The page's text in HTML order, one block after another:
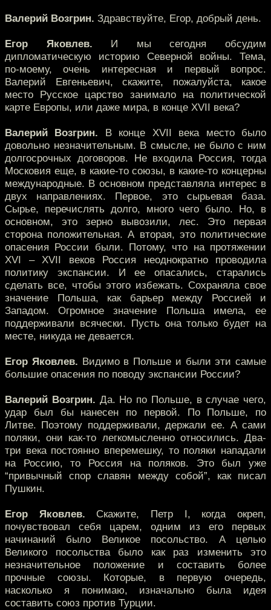
Валерий Возгрин. Здравствуйте, Егор, добрый день.
Егор Яковлев. И мы сегодня обсудим
дипломатическую историю Северной войны. Тема,
по-моему, очень интересная и первый вопрос.
Валерий Евгеньевич, скажите, пожалуйста, какое
место Русское царство занимало на политической
карте Европы, или даже мира, в конце XVII века?
Валерий Возгрин. В конце XVII века место было
довольно незначительным. В смысле, не было с ним
долгосрочных договоров. Не входила Россия, тогда
Московия еще, в какие-то союзы, в какие-то концерны
международные. В основном представляла интерес в
двух направлениях. Первое, это сырьевая база.
Сырье, перечислять долго, много чего было. Но, в
основном, это зерно вывозили, лес. Это первая
сторона положительная. А вторая, это политические
опасения России были. Потому, что на протяжении
XVI – XVII веков Россия неоднократно проводила
политику экспансии. И ее опасались, старались
сделать все, чтобы этого избежать. Сохраняла свое
значение Польша, как барьер между Россией и
Западом. Огромное значение Польша имела, ее
поддерживали всячески. Пусть она только будет на
месте, никуда не девается.
Егор Яковлев. Видимо в Польше и были эти самые
большие опасения по поводу экспансии России?
Валерий Возгрин. Да. Но по Польше, в случае чего,
удар был бы нанесен по первой. По Польше, по
Литве. Поэтому поддерживали, держали ее. А сами
поляки, они как-то легкомысленно относились. Два-
три века постоянно вперемешку, то поляки нападали
на Россию, то Россия на поляков. Это был уже
“привычный спор славян между собой”, как писал
Пушкин.
Егор Яковлев. Скажите, Петр I, когда окреп,
почувствовал себя царем, одним из его первых
начинаний было Великое посольство. А целью
Великого посольства было как раз изменить это
незначительное положение и составить более
прочные союзы. Которые, в первую очередь,
насколько я понимаю, изначально была идея
составить союз против Турции.